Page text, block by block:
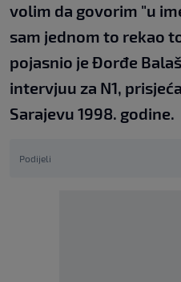
volim da govorim "u
sam jednom to rekao
pojasnio je Đorđe
intervjuu za N1,
Sarajevu 1998. godine.
Podijeli